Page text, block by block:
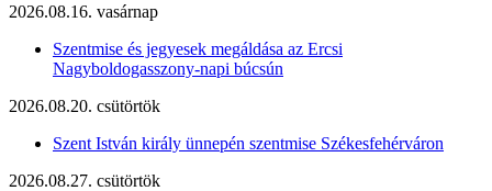
2026.08.16. vasárnap
Szentmise és jegyesek megáldása az Ercsi
Nagyboldogasszony-napi búcsún
2026.08.20. csütörtök
Szent István király ünnepén szentmise Székesfehérváron
2026.08.27. csütörtök